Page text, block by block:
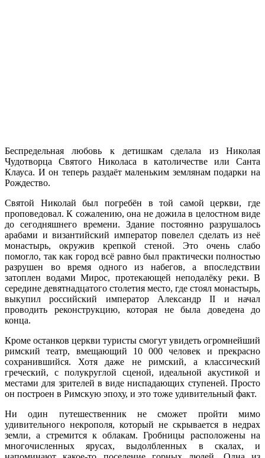
Беспредельная любовь к детишкам сделала из Николая
Чудотворца Святого Николаса в католичестве или Санта
Клауса. И он теперь раздаёт маленьким землянам подарки на
Рождество.
Святой Николай был погребён в той самой церкви, где
проповедовал. К сожалению, она не дожила в целостном виде
до сегодняшнего времени. Здание постоянно разрушалось
арабами и византийский император повелел сделать из неё
монастырь, окружив крепкой стеной. Это очень слабо
помогло, так как город всё равно был практически полностью
разрушен во время одного из набегов, а впоследствии
затоплен водами Мирос, протекающей неподалёку реки. В
середине девятнадцатого столетия место, где стоял монастырь,
выкупил российский император Александр II и начал
проводить реконструкцию, которая не была доведена до
конца.
Кроме останков церкви туристы смогут увидеть огромнейший
римский театр, вмещающий 10 000 человек и прекрасно
сохранившийся. Хотя даже не римский, а классический
греческий, с полукруглой сценой, идеальной акустикой и
местами для зрителей в виде ниспадающих ступеней. Просто
он построен в Римскую эпоху, и это тоже удивительный факт.
Ни один путешественник не сможет пройти мимо
удивительного некрополя, который не скрывается в недрах
земли, а стремится к облакам. Гробницы расположены на
многочисленных ярусах, выдолбленных в скалах, и